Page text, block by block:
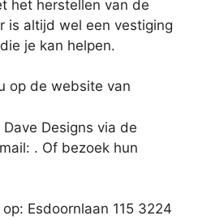
het herstellen van de
is altijd wel een vestiging
je kan helpen.
op de website van
Designs via de
. Of bezoek hun
Esdoornlaan 115 3224